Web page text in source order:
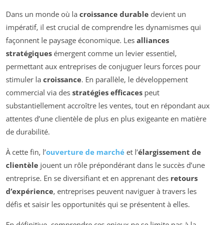
Dans un monde où la croissance durable devient un
impératif, il est crucial de comprendre les dynamismes qui
façonnent le paysage économique. Les alliances
stratégiques émergent comme un levier essentiel,
permettant aux entreprises de conjuguer leurs forces pour
stimuler la croissance. En parallèle, le développement
commercial via des stratégies efficaces peut
substantiellement accroître les ventes, tout en répondant aux
attentes d’une clientèle de plus en plus exigeante en matière
de durabilité.
À cette fin, l’ouverture de marché et l’élargissement de
clientèle jouent un rôle prépondérant dans le succès d’une
entreprise. En se diversifiant et en apprenant des retours
d’expérience, entreprises peuvent naviguer à travers les
défis et saisir les opportunités qui se présentent à elles.